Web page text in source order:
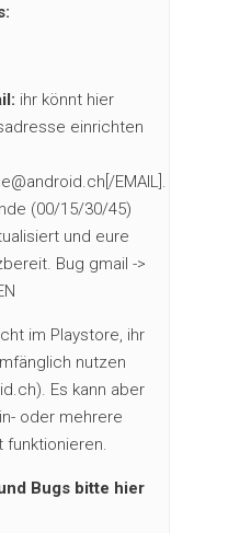
ihr könnt hier
einrichten
[/EMAIL].
(00/15/30/45)
und eure
Bug gmail ->
im Playstore, ihr
nutzen
Es kann aber
oder mehrere
funktionieren.
Bugs bitte hier